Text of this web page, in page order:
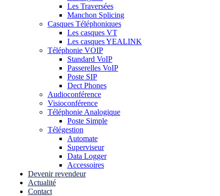
Les Traversées
Manchon Splicing
Casques Téléphoniques
Les casques VT
Les casques YEALINK
Téléphonie VOIP
Standard VoIP
Passerelles VoIP
Poste SIP
Dect Phones
Audioconférence
Visioconférence
Téléphonie Analogique
Poste Simple
Télégestion
Automate
Superviseur
Data Logger
Accessoires
Devenir revendeur
Actualité
Contact